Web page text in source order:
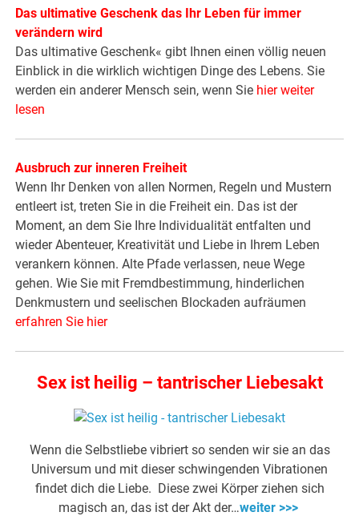
Das ultimative Geschenk das Ihr Leben für immer
verändern wird
Das ultimative Geschenk« gibt Ihnen einen völlig neuen
Einblick in die wirklich wichtigen Dinge des Lebens. Sie
werden ein anderer Mensch sein, wenn Sie hier weiter
lesen
Ausbruch zur inneren Freiheit
Wenn Ihr Denken von allen Normen, Regeln und Mustern
entleert ist, treten Sie in die Freiheit ein. Das ist der
Moment, an dem Sie Ihre Individualität entfalten und
wieder Abenteuer, Kreativität und Liebe in Ihrem Leben
verankern können. Alte Pfade verlassen, neue Wege
gehen. Wie Sie mit Fremdbestimmung, hinderlichen
Denkmustern und seelischen Blockaden aufräumen
erfahren Sie hier
Sex ist heilig – tantrischer Liebesakt
Wenn die Selbstliebe vibriert so senden wir sie an das
Universum und mit dieser schwingenden Vibrationen
findet dich die Liebe. Diese zwei Körper ziehen sich
magisch an, das ist der Akt der…weiter >>>